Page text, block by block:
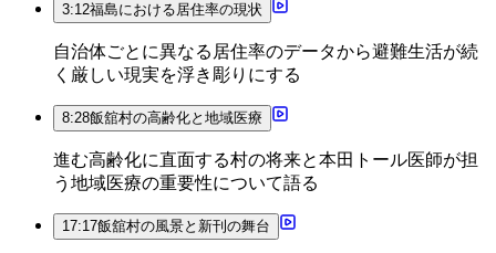
3:12福島における居住率の現状
自治体ごとに異なる居住率のデータから避難生活が続
く厳しい現実を浮き彫りにする
8:28飯舘村の高齢化と地域医療
進む高齢化に直面する村の将来と本田トール医師が担
う地域医療の重要性について語る
17:17飯舘村の風景と新刊の舞台